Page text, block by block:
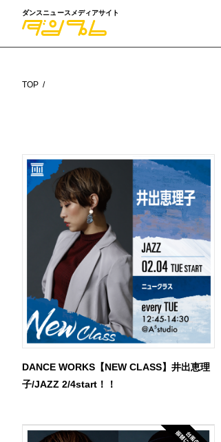
ダンスニュースメディアサイト
TOP
DANCE WORKS【NEW CLASS】井出恵理
子/JAZZ 2/4start！！